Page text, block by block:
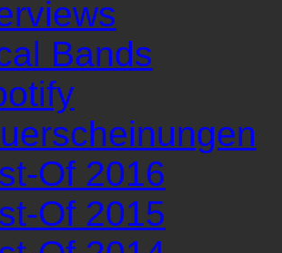
Bands
Of 2016
Of 2015